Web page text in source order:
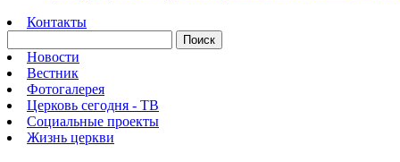
Контакты
Новости
Вестник
Фотогалерея
Церковь сегодня - ТВ
Социальные проекты
Жизнь церкви